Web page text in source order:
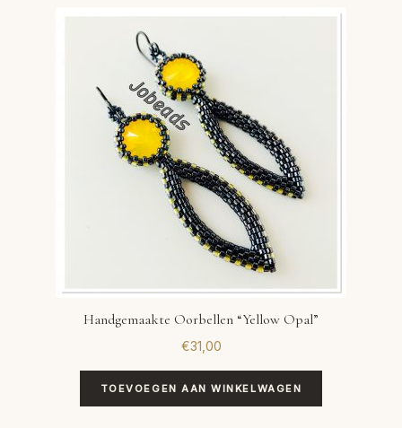
Handgemaakte Oorbellen “Yellow Opal”
€31,00
TOEVOEGEN AAN WINKELWAGEN